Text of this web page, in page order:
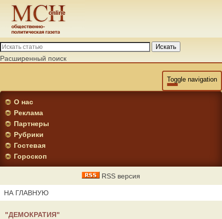
Искать
Расширенный поиск
Toggle navigation
О нас
Реклама
Партнеры
Рубрики
Гостевая
Гороскоп
RSS версия
НА ГЛАВНУЮ
"ДЕМОКРАТИЯ"